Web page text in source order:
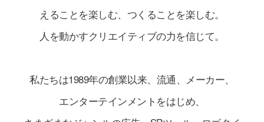
えることを楽しむ、つくることを楽しむ。
人を動かすクリエイティブの力を信じて。
私たちは1989年の創業以来、流通、メーカー、
エンターテインメントをはじめ、